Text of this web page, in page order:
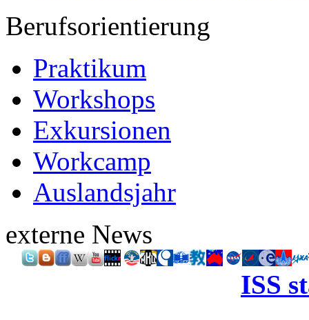
Berufsorientierung
Praktikum
Workshops
Exkursionen
Workcamp
Auslandsjahr
externe News
ISS